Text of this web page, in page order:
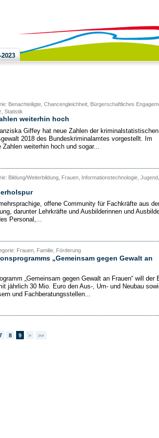
Benachteiligte, Chancengleichheit, Bürgerschaftliches
Statistik
weiterhin hoch
Giffey hat neue Zahlen der kriminalstatistischen
2018 des Bundeskriminalamtes vorgestellt. Im
weiterhin hoch und sogar...
Bildung/Weiterbildung, Frauen, Informationstechnologie, Jugend,
offene Community für Fachkräfte aus
darunter Lehrkräfte und Ausbilderinnen und
Personal,...
Frauen, Familie, Förderung
„Gemeinsam gegen Gewalt an
„Gemeinsam gegen Gewalt an Frauen“ will der
jährlich 30 Mio. Euro den Aus-, Um- und Neubau
und Fachberatungsstellen...
8 9 > >>